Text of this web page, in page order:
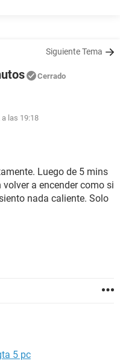
Siguiente Tema
Cerrado
las 19:18
Luego de 5 mins
a encender como si
nada caliente. Solo
5 pc